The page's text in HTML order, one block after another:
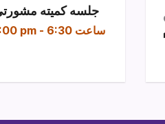
جلسه کمیته
pm - ساعت 6:30